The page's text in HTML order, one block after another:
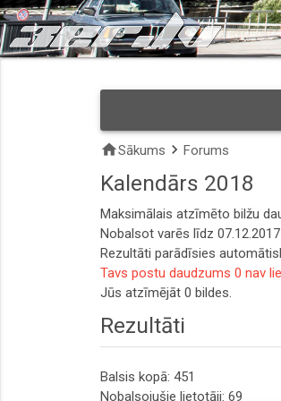
homeSākums keyboard_arrow_right Forums
Kalendārs 2018
Maksimālais atzīmēto bilžu
Nobalsot varēs līdz 07.12.2017
Rezultāti parādīsies
Tavs postu daudzums 0 nav
Jūs atzīmējāt 0 bildes.
Rezultāti
Balsis kopā: 451
Nobalsojušie lietotāji: 69